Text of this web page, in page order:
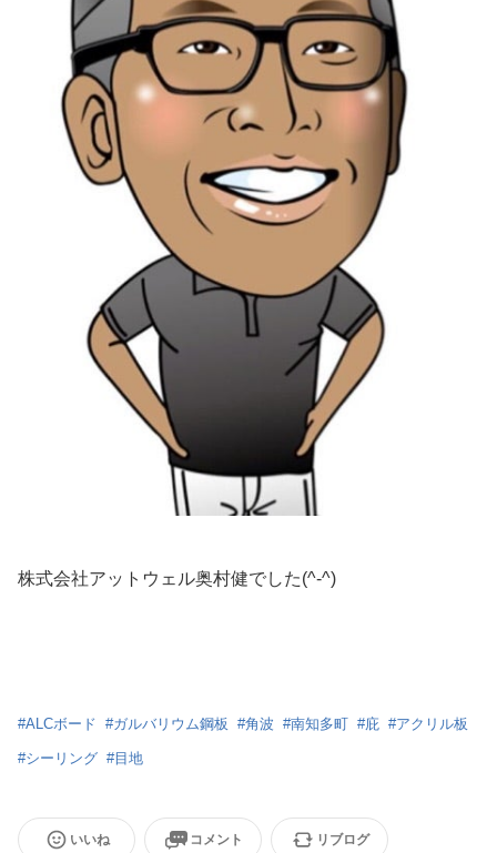
株式会社アットウェル奥村健でした(^-^)
#ALCボード #ガルバリウム鋼板 #角波 #南知多町 #庇 #アクリル板
#シーリング #目地
いいね コメント リブログ